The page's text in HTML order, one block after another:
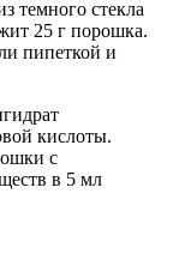
темного стекла
25 г порошка.
пипеткой и
кислоты.
с
в 5 мл